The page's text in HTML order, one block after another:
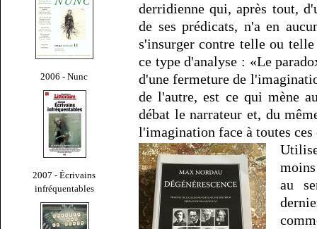
2006 - Nunc
2007 - Écrivains
infréquentables
derridienne qui, après tout,
de ses prédicats, n'a en
s'insurger contre telle ou
ce type d'analyse : «Le
d'une fermeture de
de l'autre, est ce qui mène
débat le narrateur et, du
l'imagination face à toutes
au